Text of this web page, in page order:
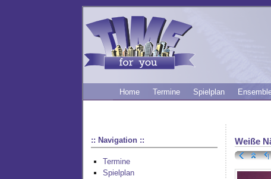
Home Termine Spielplan
:: Navigation ::
Termine
Spielplan
Weiße